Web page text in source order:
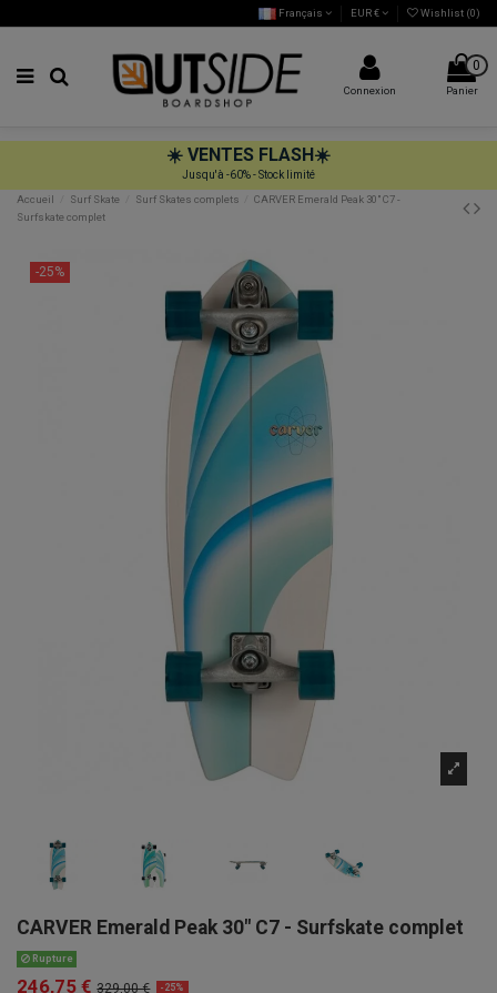
Français EUR € Wishlist (0)
Connexion
0
Panier
☀️ VENTES FLASH☀️
Jusqu'à -60% - Stock limité
Accueil
Surf Skate Surf Skates complets
CARVER Emerald Peak 30" C7 -
Surfskate complet
-25%
CARVER Emerald Peak 30" C7 - Surfskate complet
Rupture
246,75 € 329,00 € -25%